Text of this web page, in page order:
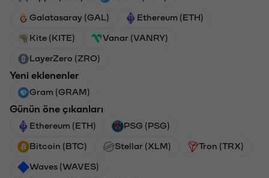
Galatasaray (GAL) Ethereum (ETH)
Kite (KITE) Vanar (VANRY)
LayerZero (ZRO)
Yeni eklenenler
Gram (GRAM)
Günün öne çıkanları
Ethereum (ETH) PSG (PSG)
Bitcoin (BTC) Stellar (XLM) Tron (TRX)
Waves (WAVES)